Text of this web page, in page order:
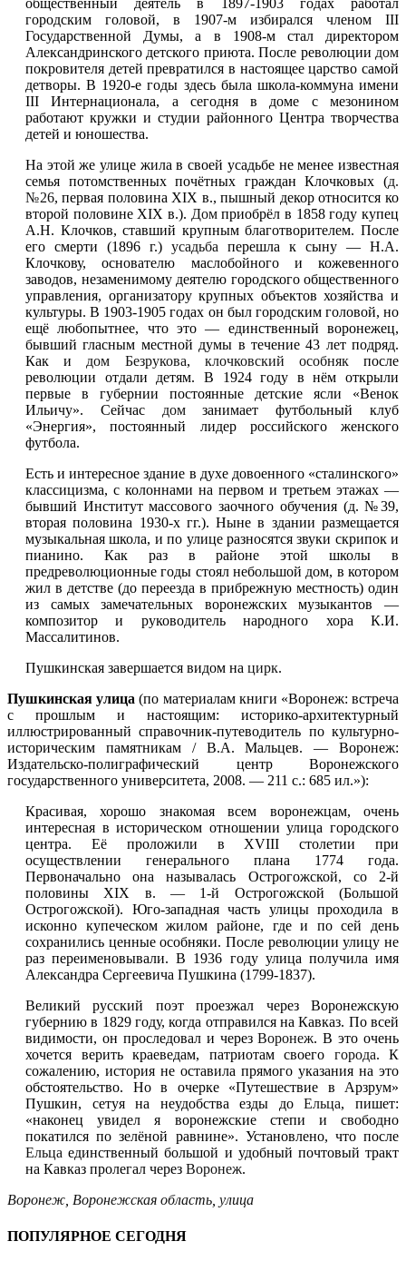
общественный деятель в 1897-1903 годах работал
городским головой, в 1907-м избирался членом III
Государственной Думы, а в 1908-м стал директором
Александринского детского приюта. После революции дом
покровителя детей превратился в настоящее царство самой
детворы. В 1920-е годы здесь была школа-коммуна имени
III Интернационала, а сегодня в доме с мезонином
работают кружки и студии районного Центра творчества
детей и юношества.
На этой же улице жила в своей усадьбе не менее известная
семья потомственных почётных граждан Клочковых (д.
№26, первая половина XIX в., пышный декор относится ко
второй половине XIX в.). Домприобрёл в 1858 году купец
А.Н. Клочков, ставший крупным благотворителем. После
его смерти (1896 г.) усадьба перешла к сыну — Н.А.
Клочкову, основателю маслобойного и кожевенного
заводов, незаменимому деятелю городского общественного
управления, организатору крупных объектов хозяйства и
культуры. В 1903-1905 годах он был городским головой, но
ещё любопытнее, что это — единственный воронежец,
бывший гласным местной думы в течение 43 лет подряд.
Как и дом Безрукова, клочковский особнякпосле
революции отдали детям. В 1924 году в нём открыли
первые в губернии постоянные детские ясли «Венок
Ильичу». Сейчас домзанимает футбольный клуб
«Энергия», постоянный лидер российского женского
футбола.
Есть и интересное здание в духе довоенного «сталинского»
классицизма, с колоннами на первом и третьем этажах —
бывший Институт массового заочного обучения (д. №39,
вторая половина 1930-х гг.). Ныне в здании размещается
музыкальная школа, и по улице разносятся звуки скрипок и
пианино. Как раз в районе этой школы в
предреволюционные годы стоял небольшой дом, в котором
жил в детстве (до переезда в прибрежную местность) один
из самых замечательных воронежских музыкантов —
композитор и руководитель народного хора К.И.
Массалитинов.
Пушкинская завершается видом на цирк.
Пушкинская улица (по материалам книги «Воронеж: встреча
с прошлым и настоящим: историко-архитектурный
иллюстрированный справочник-путеводитель по культурно-
историческим памятникам / В.А. Мальцев. — Воронеж:
Издательско-полиграфический центр Воронежского
государственного университета, 2008. — 211 с.: 685 ил.»):
Красивая, хорошо знакомая всем воронежцам, очень
интересная в историческом отношении улица городского
центра. Её проложили в XVIII столетии при
осуществлении генерального плана 1774 года.
Первоначально она называлась Острогожской, со 2-й
половины XIX в. — 1-й Острогожской (Большой
Острогожской). Юго-западная часть улицы проходила в
исконно купеческом жилом районе, где и по сей день
сохранились ценные особняки. После революции улицу не
раз переименовывали. В 1936 году улица получила имя
Александра Сергеевича Пушкина (1799-1837).
Великий русский поэт проезжал через Воронежскую
губернию в 1829 году, когда отправился на Кавказ. По всей
видимости, он проследовал и черезВоронеж. В это очень
хочется верить краеведам, патриотам своего города. К
сожалению, история не оставила прямого указания на это
обстоятельство. Но в очерке «Путешествие в Арзрум»
Пушкин, сетуя на неудобства езды доЕльца, пишет:
«наконец увидел я воронежские степи и свободно
покатился по зелёной равнине». Установлено, что после
Ельца единственный большой и удобный почтовый тракт
на Кавказ пролегал через Воронеж.
Воронеж Воронежская область улица
ПОПУЛЯРНОЕ СЕГОДНЯ